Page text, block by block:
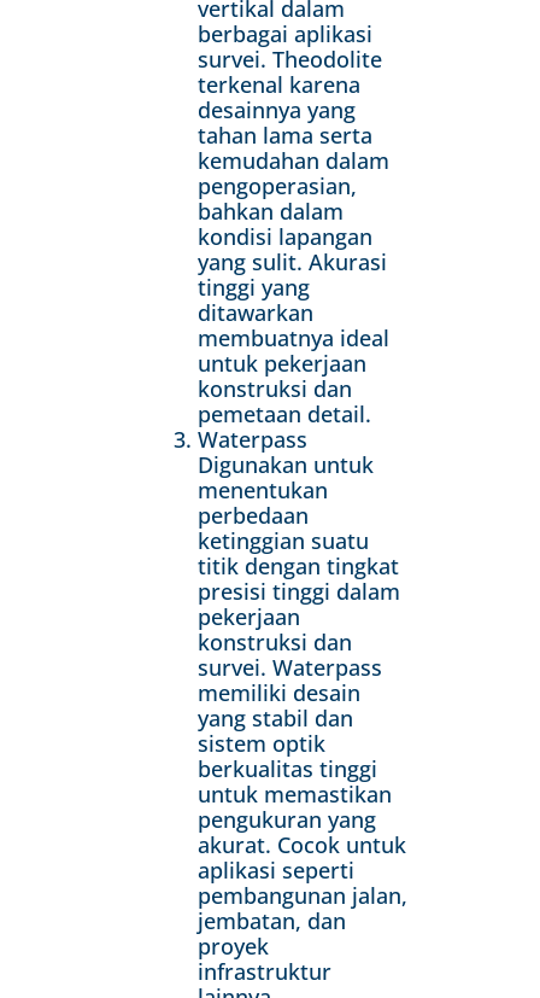
vertikal dalam
berbagai aplikasi
survei. Theodolite
terkenal karena
desainnya yang
tahan lama serta
kemudahan dalam
pengoperasian,
bahkan dalam
kondisi lapangan
yang sulit. Akurasi
tinggi yang
ditawarkan
membuatnya ideal
untuk pekerjaan
konstruksi dan
pemetaan detail.
Waterpass
Digunakan untuk
menentukan
perbedaan
ketinggian suatu
titik dengan tingkat
presisi tinggi dalam
pekerjaan
konstruksi dan
survei. Waterpass
memiliki desain
yang stabil dan
sistem optik
berkualitas tinggi
untuk memastikan
pengukuran yang
akurat. Cocok untuk
aplikasi seperti
pembangunan jalan,
jembatan, dan
proyek
infrastruktur